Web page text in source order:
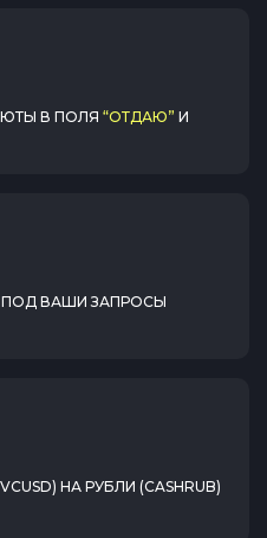
В ПОЛЯ “ОТДАЮ” И
ВАШИ ЗАПРОСЫ
НА РУБЛИ (CASHRUB)